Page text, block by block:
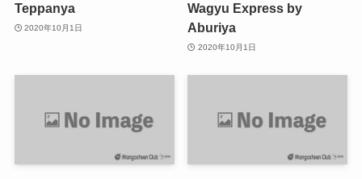
Teppanya
2020年10月1日
Wagyu Express by
Aburiya
2020年10月1日